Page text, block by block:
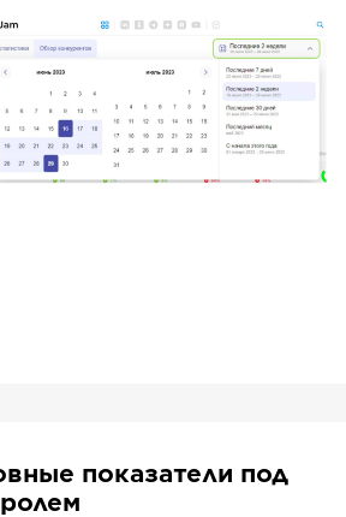
показатели под